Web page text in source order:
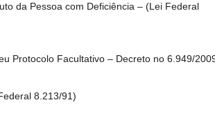
da Pessoa com Deficiência – (Lei Federal
Protocolo Facultativo – Decreto no 6.949/
8.213/91)